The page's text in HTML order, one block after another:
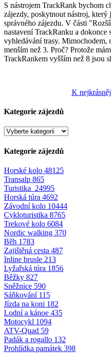
S nástrojem TrackRank bychom
zájezdy, poskytnout nástroj,
správného zájezdu. V části
nastavení TrackRanku a
vyhledávání trasy. Mimochodem,
menším než 3. Proč? Protože
TrackRankem vyšším než 8 jsou
K
Kategorie zájezdů
Kategorie zájezdů
Horské kolo 48125
Transalp 865
Turistika 24995
Horská túra 4692
Závodní kolo 10444
Cykloturistika 8765
Trekové kolo 6084
Nordic walking 370
Běh 1783
Zajištěná cesta 487
Inline brusle 213
Lyžařská túra 1856
Běžky 827
Sněžnice 590
Sáňkování 115
Jízda na koni 182
Lodní a kánoe 435
Motocykl 1094
ATV-Quad 59
Padák a rogallo 132
Prohlídka památek 398